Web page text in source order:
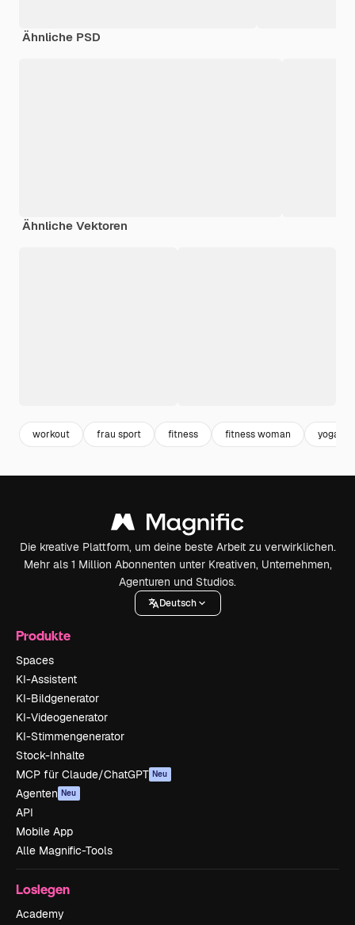
Ähnliche PSD
Ähnliche Vektoren
workout frau sport fitness fitness woman yoga
Die kreative Plattform, um deine beste Arbeit zu verwirklichen.
Mehr als 1 Million Abonnenten unter Kreativen, Unternehmen,
Agenturen und Studios.
Deutsch
Produkte
Spaces
KI-Assistent
KI-Bildgenerator
KI-Videogenerator
KI-Stimmengenerator
Stock-Inhalte
MCP für Claude/ChatGPT Neu
Agenten Neu
API
Mobile App
Alle Magnific-Tools
Loslegen
Academy